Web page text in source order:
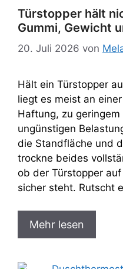
Türstopper hält
Gummi, Gewicht
20. Juli 2026 von
Hält ein Türstopper
liegt es meist an
Haftung, zu
ungünstigen
die Standfläche und
trockne beides
ob der Türstopper
sicher steht. Rutscht
Mehr lesen